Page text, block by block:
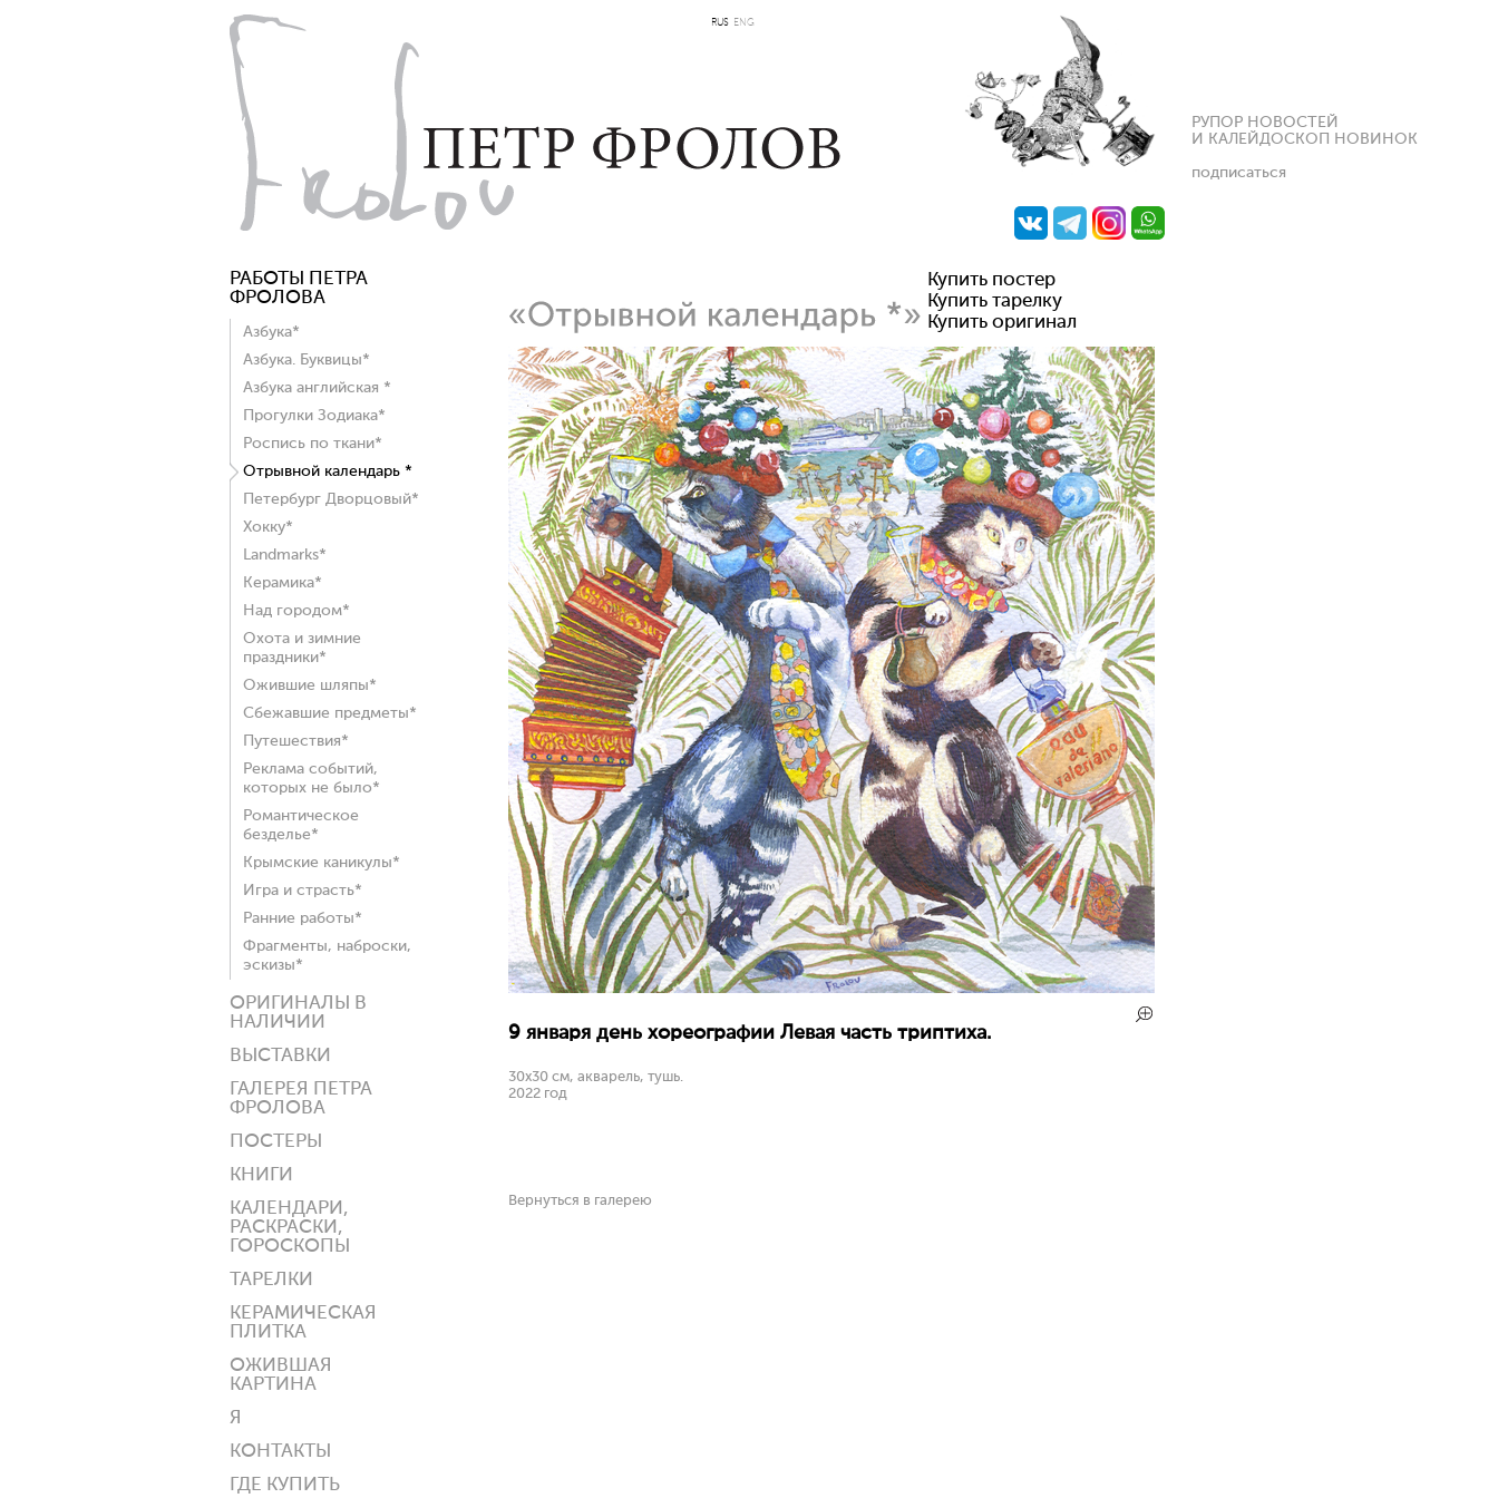
RUS ENG
РУПОР НОВОСТЕЙ
И КАЛЕЙДОСКОП НОВИНОК
подписаться
РАБОТЫ ПЕТРА
ФРОЛОВА
Азбука*
Азбука. Буквицы*
Азбука английская *
Прогулки Зодиака*
Роспись по ткани*
Отрывной календарь *
Петербург Дворцовый*
Хокку*
Landmarks*
Керамика*
Над городом*
Охота и зимние
праздники*
Ожившие шляпы*
Сбежавшие предметы*
Путешествия*
Реклама событий,
которых не было*
Романтическое
безделье*
Крымские каникулы*
Игра и страсть*
Ранние работы*
Фрагменты, наброски,
эскизы*
ОРИГИНАЛЫ В
НАЛИЧИИ
ВЫСТАВКИ
ГАЛЕРЕЯ ПЕТРА
ФРОЛОВА
ПОСТЕРЫ
КНИГИ
КАЛЕНДАРИ,
РАСКРАСКИ,
ГОРОСКОПЫ
ТАРЕЛКИ
КЕРАМИЧЕСКАЯ
ПЛИТКА
ОЖИВШАЯ
КАРТИНА
Я
КОНТАКТЫ
ГДЕ КУПИТЬ
Купить постер
Купить тарелку
Купить оригинал
9 января день хореографии Левая часть триптиха.
30х30 см, акварель, тушь.
2022 год
Вернуться в галерею